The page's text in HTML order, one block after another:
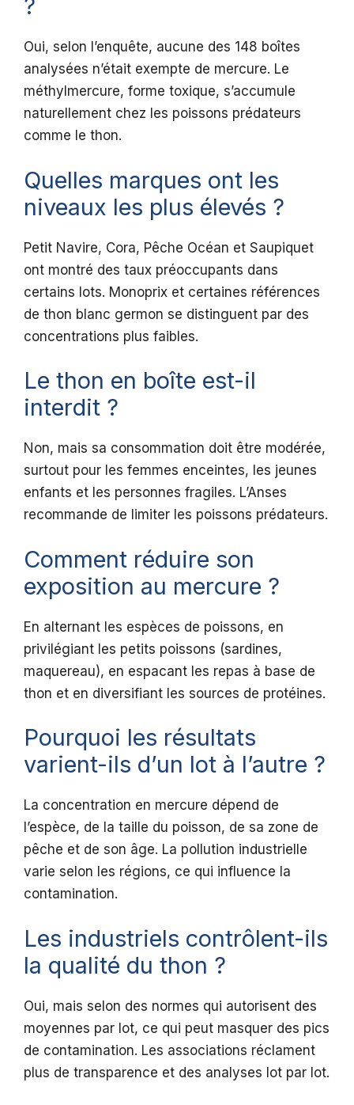
?
Oui, selon l’enquête, aucune des 148 boîtes
analysées n’était exempte de mercure. Le
méthylmercure, forme toxique, s’accumule
naturellement chez les poissons prédateurs
comme le thon.
Quelles marques ont les
niveaux les plus élevés ?
Petit Navire, Cora, Pêche Océan et Saupiquet
ont montré des taux préoccupants dans
certains lots. Monoprix et certaines références
de thon blanc germon se distinguent par des
concentrations plus faibles.
Le thon en boîte est-il
interdit ?
Non, mais sa consommation doit être modérée,
surtout pour les femmes enceintes, les jeunes
enfants et les personnes fragiles. L’Anses
recommande de limiter les poissons prédateurs.
Comment réduire son
exposition au mercure ?
En alternant les espèces de poissons, en
privilégiant les petits poissons (sardines,
maquereau), en espacant les repas à base de
thon et en diversifiant les sources de protéines.
Pourquoi les résultats
varient-ils d’un lot à l’autre ?
La concentration en mercure dépend de
l’espèce, de la taille du poisson, de sa zone de
pêche et de son âge. La pollution industrielle
varie selon les régions, ce qui influence la
contamination.
Les industriels contrôlent-ils
la qualité du thon ?
Oui, mais selon des normes qui autorisent des
moyennes par lot, ce qui peut masquer des pics
de contamination. Les associations réclament
plus de transparence et des analyses lot par lot.